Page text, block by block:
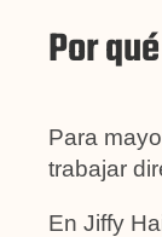
Por
Para
trabajar
En Jiffy